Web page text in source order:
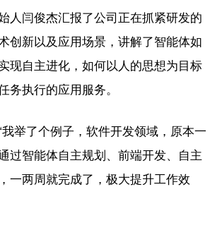
人闫俊杰汇报了公司正在抓紧研发的
创新以及应用场景，讲解了智能体如
现自主进化，如何以人的思想为目标
务执行的应用服务。
我举了个例子，软件开发领域，原本一
过智能体自主规划、前端开发、自主
一两周就完成了，极大提升工作效